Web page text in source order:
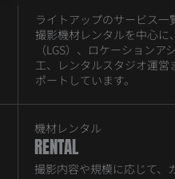
ライトアップのサービス一
撮影機材レンタルを中心に
（LGS）、ロケーション
工、レンタルスタジオ運
ポートしています。
機材レンタル
RENTAL
撮影内容や規模に応じて、